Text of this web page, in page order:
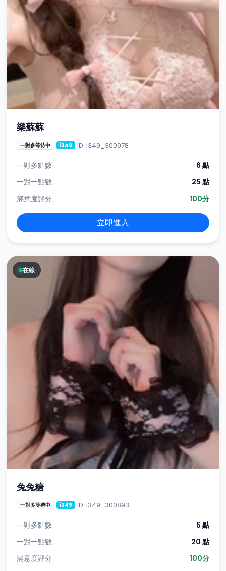
樂蘇蘇
一對多等待中 i349 ID: i349_300978
一對多點數
6 點
一對一點數
25 點
滿意度評分
100分
立即進入
在線
兔兔糖
一對多等待中 i349 ID: i349_300893
一對多點數
5 點
一對一點數
20 點
滿意度評分
100分